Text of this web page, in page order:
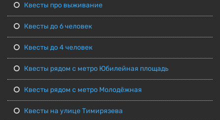
Квесты про выживание
Квесты до 6 человек
Квесты до 4 человек
Квесты рядом с метро Юбилейная площадь
Квесты рядом с метро Молодёжная
Квесты на улице Тимирязева